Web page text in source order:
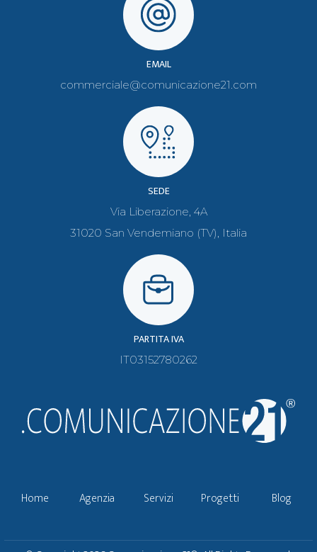
EMAIL
commerciale@comunicazione21.com
SEDE
Via Liberazione, 4A
31020 San Vendemiano (TV), Italia
PARTITA IVA
IT03152780262
Home Agenzia Servizi Progetti Blog